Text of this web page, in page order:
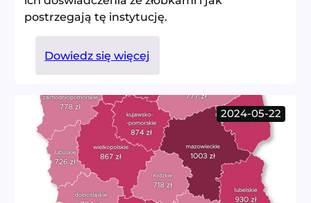
postrzegają tę instytucję.
Dowiedz się więcej
Opieka
w
Polsce
oczami
rodziców
2024-05-22